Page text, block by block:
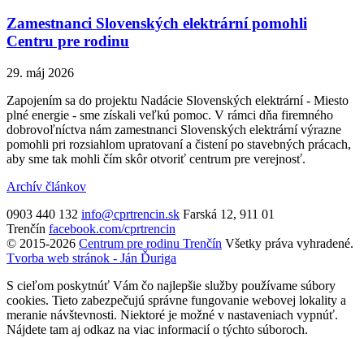
Zamestnanci Slovenských elektrární pomohli
Centru pre rodinu
29. máj 2026
Zapojením sa do projektu Nadácie Slovenských elektrární - Miesto
plné energie - sme získali veľkú pomoc. V rámci dňa firemného
dobrovoľníctva nám zamestnanci Slovenských elektrární výrazne
pomohli pri rozsiahlom upratovaní a čistení po stavebných prácach,
aby sme tak mohli čím skôr otvoriť centrum pre verejnosť.
Archív článkov
0903 440 132 info@cprtrencin.sk Farská 12, 911 01
Trenčín facebook.com/cprtrencin
© 2015-2026 Centrum pre rodinu Trenčín Všetky práva vyhradené.
Tvorba web stránok - Ján Ďuriga
S cieľom poskytnúť Vám čo najlepšie služby používame súbory
cookies. Tieto zabezpečujú správne fungovanie webovej lokality a
meranie návštevnosti. Niektoré je možné v nastaveniach vypnúť.
Nájdete tam aj odkaz na viac informacií o týchto súboroch.